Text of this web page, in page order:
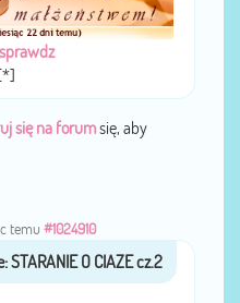
się na forumsię, aby
temu #1024910